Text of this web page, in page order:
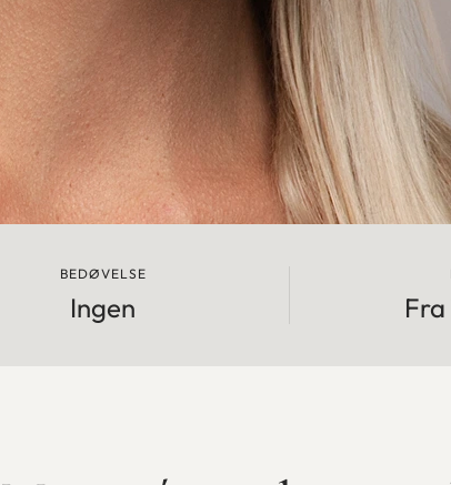
BEDØVELSE
Ingen Fra